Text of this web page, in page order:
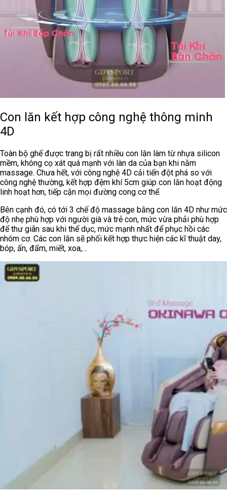
Con lăn kết hợp công nghệ thông minh
4D
Toàn bộ ghế được trang bị rất nhiều con lăn làm từ nhựa silicon
mềm, không cọ xát quá mạnh với làn da của bạn khi nằm
massage. Chưa hết, với công nghệ 4D cải tiến đột phá so với
công nghệ thường, kết hợp đệm khí 5cm giúp con lăn hoạt động
linh hoạt hơn, tiếp cận mọi đường cong cơ thể.
Bên cạnh đó, có tới 3 chế độ massage bằng con lăn 4D như mức
độ nhẹ phù hợp với người già và trẻ con, mức vừa phải phù hợp
để thư giãn sau khi thể dục, mức mạnh nhất để phục hồi các
nhóm cơ. Các con lăn sẽ phối kết hợp thực hiện các kĩ thuật day,
bóp, ấn, đấm, miết, xoa,…